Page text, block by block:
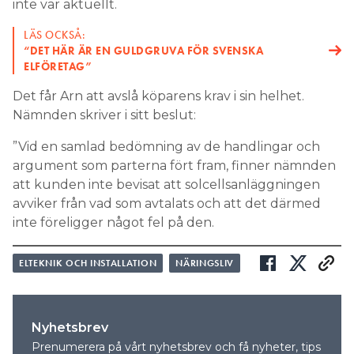
inte var aktuellt.
LÄS OCKSÅ:
“DET HÄR ÄR EN GULDGRUVA FÖR SVENSKA
ELFÖRETAG”
Det får Arn att avslå köparens krav i sin helhet.
Nämnden skriver i sitt beslut:
”Vid en samlad bedömning av de handlingar och
argument som parterna fört fram, finner nämnden
att kunden inte bevisat att solcellsanläggningen
avviker från vad som avtalats och att det därmed
inte föreligger något fel på den.
ELTEKNIK OCH INSTALLATION NÄRINGSLIV
Nyhetsbrev
Prenumerera på vårt nyhetsbrev och få nyheter, tips